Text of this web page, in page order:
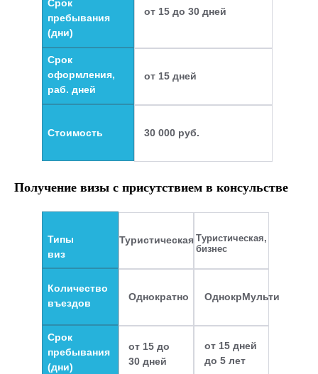
30 000 руб.
Стоимость
Срок
оформления,
раб. дней
от 15 дней
Срок
пребывания
(дни)
от 15 до 30 дней
Получение визы с присутствием в консульстве
ОднокрМульти
Однократно
от 15 до
30 дней
Срок
пребывания
(дни)
Количество
въездов
от 15 дней
до 5 лет
Туристическая,
бизнес
Туристическая
Типы
виз